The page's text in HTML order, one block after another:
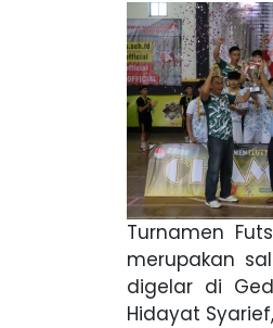
Turnamen
merupakan
digelar di
Hidayat